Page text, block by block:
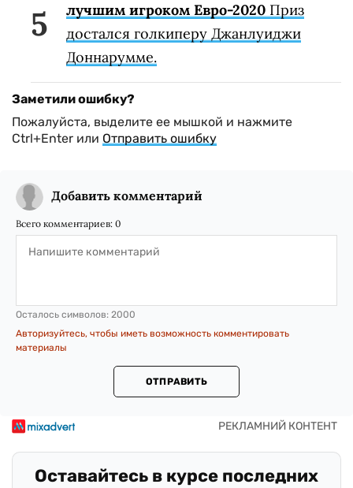
лучшим игроком Евро-2020 Приз
достался голкиперу Джанлуиджи
Доннарумме.
Заметили ошибку?
Пожалуйста, выделите ее мышкой и нажмите
Ctrl+Enter или Отправить ошибку
Добавить комментарий
Всего комментариев: 0
Осталось символов: 2000
Авторизуйтесь, чтобы иметь возможность комментировать
материалы
ОТПРАВИТЬ
Оставайтесь в курсе последних